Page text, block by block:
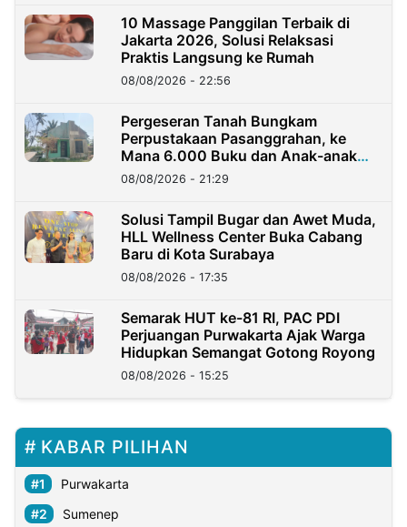
10 Massage Panggilan Terbaik di
Jakarta 2026, Solusi Relaksasi
Praktis Langsung ke Rumah
08/08/2026 - 22:56
Pergeseran Tanah Bungkam
Perpustakaan Pasanggrahan, ke
Mana 6.000 Buku dan Anak-anak
Kini?
08/08/2026 - 21:29
Solusi Tampil Bugar dan Awet Muda,
HLL Wellness Center Buka Cabang
Baru di Kota Surabaya
08/08/2026 - 17:35
Semarak HUT ke-81 RI, PAC PDI
Perjuangan Purwakarta Ajak Warga
Hidupkan Semangat Gotong Royong
08/08/2026 - 15:25
KABAR PILIHAN
Purwakarta
Sumenep